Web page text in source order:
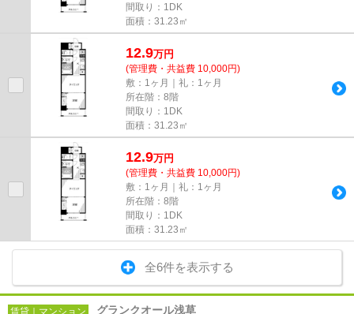
間取り：1DK
面積：31.23㎡
12.9万円
(管理費・共益費 10,000円)
敷：1ヶ月｜礼：1ヶ月
所在階：8階
間取り：1DK
面積：31.23㎡
12.9万円
(管理費・共益費 10,000円)
敷：1ヶ月｜礼：1ヶ月
所在階：8階
間取り：1DK
面積：31.23㎡
全6件を表示する
賃貸｜マンション グランクオール浅草